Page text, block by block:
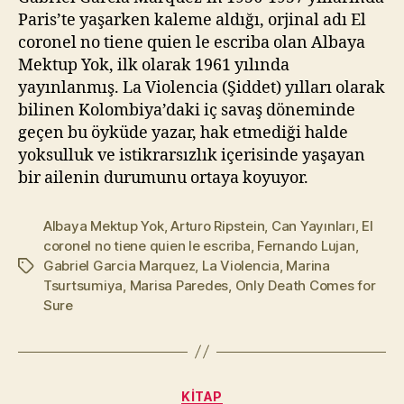
Paris’te yaşarken kaleme aldığı, orjinal adı El
coronel no tiene quien le escriba olan Albaya
Mektup Yok, ilk olarak 1961 yılında
yayınlanmış. La Violencia (Şiddet) yılları olarak
bilinen Kolombiya’daki iç savaş döneminde
geçen bu öyküde yazar, hak etmediği halde
yoksulluk ve istikrarsızlık içerisinde yaşayan
bir ailenin durumunu ortaya koyuyor.
Etiketler
Albaya Mektup Yok,Arturo Ripstein, Can Yayınları, El
coronel no tiene quien le escriba, Fernando Lujan,
Gabriel Garcia Marquez, La Violencia, Marina
Tsurtsumiya, Marisa Paredes, Only Death Comes for
Sure
Kategoriler
KITAP